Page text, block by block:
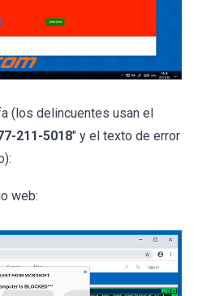
(los delincuentes usan el
211-5018" y el texto de error
web: